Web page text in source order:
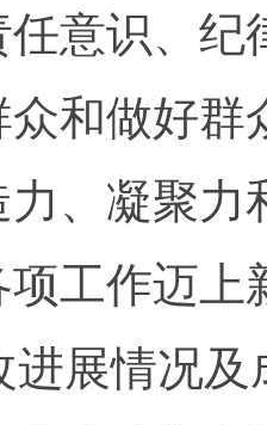
意识、纪
和做好群
、凝聚力
工作迈上
进展情况及